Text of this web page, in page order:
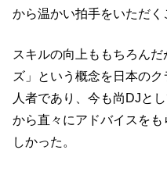
から温かい拍手をいただく
スキルの向上ももちろん
ズ」という概念を日本の
人者であり、今も尚DJと
から直々にアドバイスを
しかった。